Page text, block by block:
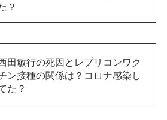
？
田敏行の死因とレプリコンワク
ン接種の関係は？コロナ感染し
た？